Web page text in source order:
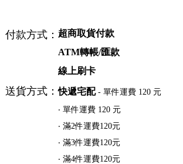
付款方式：超商取貨付款
ATM轉帳/匯款
線上刷卡
送貨方式：快遞宅配- 單件運費 120 元
‧ 單件運費 120 元
‧ 滿2件運費120元
‧ 滿3件運費120元
‧ 滿4件運費120元